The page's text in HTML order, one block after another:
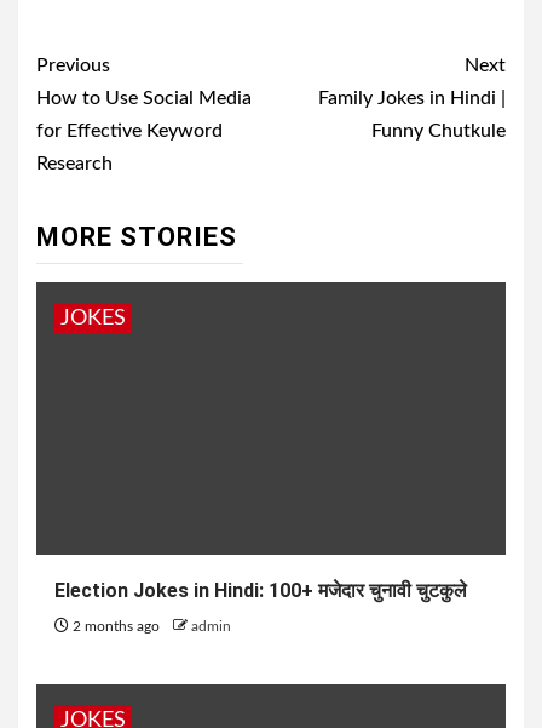
Post
navigation
Previous
How to Use Social Media
for Effective Keyword
Research
Next
Family Jokes in Hindi |
Funny Chutkule
MORE STORIES
JOKES
Election Jokes in Hindi: 100+ मजेदार चुनावी चुटकुले
2 months ago admin
JOKES